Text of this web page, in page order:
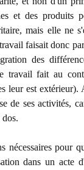
et des produits
mais elle ne
faisait donc
des
travail fait au
leur est extérieur).
de ses activités,
nécessaires pour
dans un acte